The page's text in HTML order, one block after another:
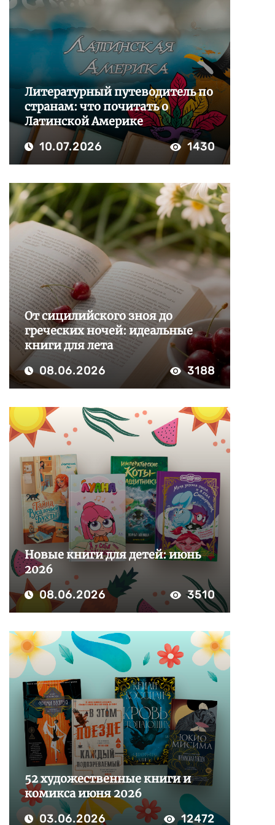
Литературный путеводитель по
странам: что почитать о
Латинской Америке
10.07.2026 1430
От сицилийского зноя до
греческих ночей: идеальные
книги для лета
08.06.2026 3188
Новые книги для детей: июнь
2026
08.06.2026 3510
52 художественные книги и
комикса июня 2026
03.06.2026 12472